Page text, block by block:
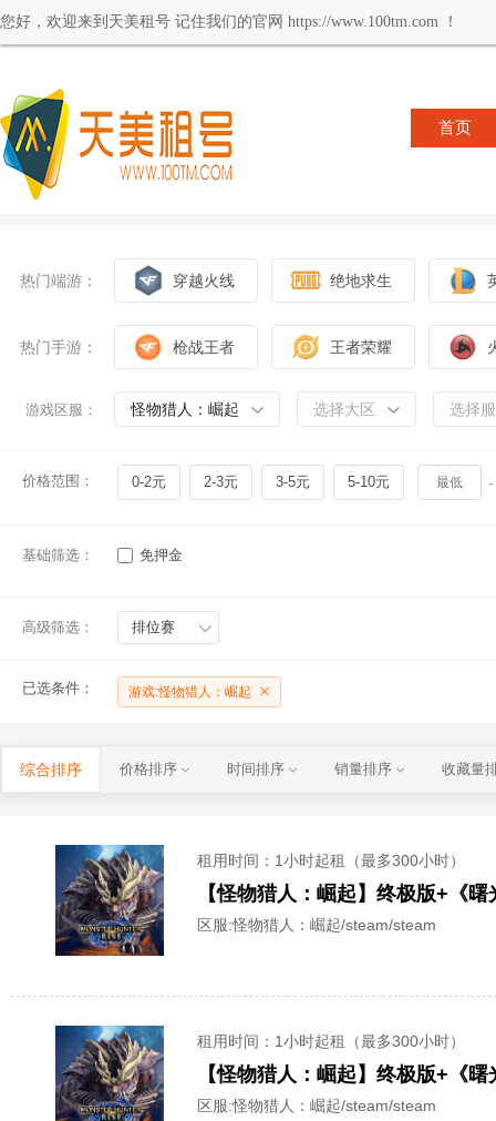
您好，欢迎来到天美租号 记住我们的官网 https://www.100tm.com ！
首页
热门端游： 穿越火线 绝地求生
热门手游： 枪战王者 王者荣耀
游戏区服： 怪物猎人：崛起 选择大区 选择
价格范围： 0-2元 2-3元 3-5元 5-10元 -
基础筛选： 免押金
高级筛选： 排位赛
已选条件： 游戏:怪物猎人：崛起
综合排序 价格排序 时间排序 销量排序 收藏量
租用时间 ：1小时起租（最多300小时）
【怪物猎人：崛起】终极版+《
区服:怪物猎人：崛起/steam/steam
租用时间 ：1小时起租（最多300小时）
【怪物猎人：崛起】终极版+《
区服:怪物猎人：崛起/steam/steam